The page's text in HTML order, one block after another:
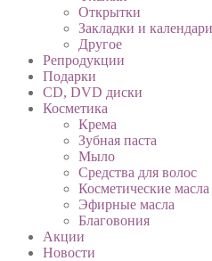
Открытки
Закладки и календари
Другое
Репродукции
Подарки
CD, DVD диски
Косметика
Крема
Зубная паста
Мыло
Средства для волос
Косметические масла
Эфирные масла
Благовония
Акции
Новости